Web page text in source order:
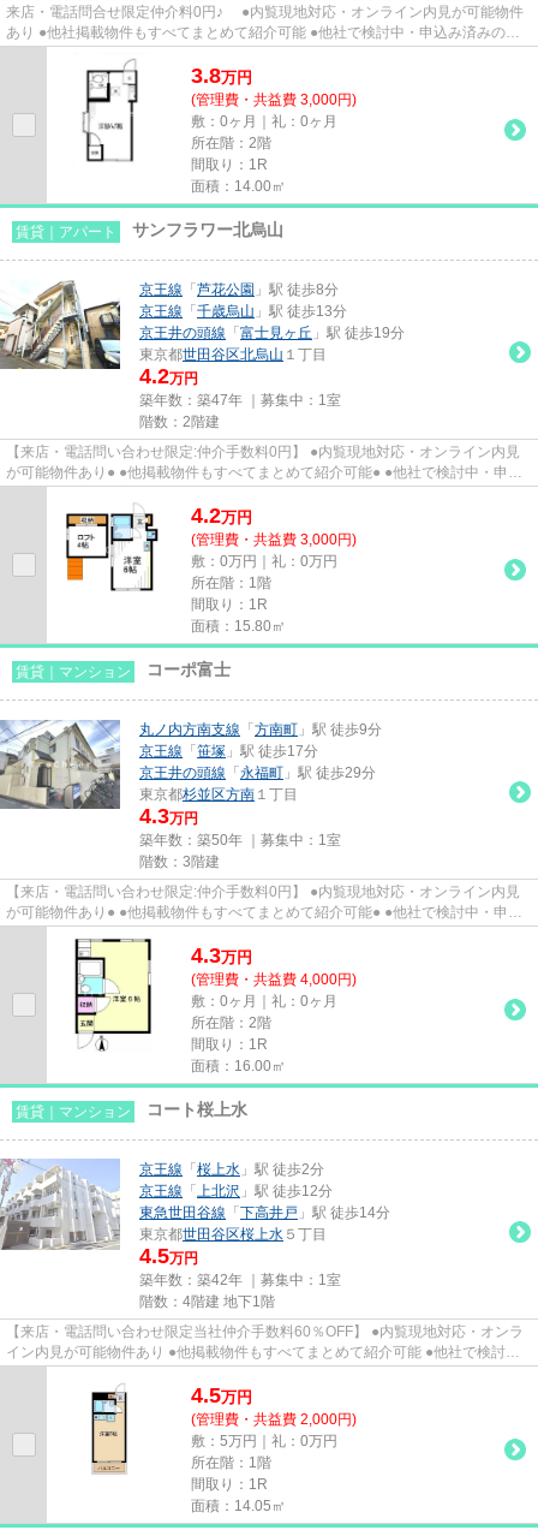
来店・電話問合せ限定仲介料0円♪ ●内覧現地対応・オンライン内見が可能物件
あり ●他社掲載物件もすべてまとめて紹介可能 ●他社で検討中・申込み済みのお
3.8万円
(管理費・共益費 3,000円)
敷：0ヶ月｜礼：0ヶ月
所在階：2階
間取り：1R
面積：14.00㎡
賃貸｜アパート サンフラワー北烏山
京王線 「 芦花公園 」駅 徒歩8分
京王線 「 千歳烏山 」駅 徒歩13分
京王井の頭線 「 富士見ヶ丘 」駅 徒歩19分
東京都世田谷区北烏山 １丁目
4.2万円
築年数：築47年 ｜募集中： 1室
階数：2階建
【来店・電話問い合わせ限定:仲介手数料0円】 ●内覧現地対応・オンライン内見
が可能物件あり● ●他掲載物件もすべてまとめて紹介可能● ●他社で検討中・申込
4.2万円
(管理費・共益費 3,000円)
敷：0万円｜礼：0万円
所在階：1階
間取り：1R
面積：15.80㎡
賃貸｜マンション コーポ富士
丸ノ内方南支線 「 方南町 」駅 徒歩9分
京王線 「 笹塚 」駅 徒歩17分
京王井の頭線 「 永福町 」駅 徒歩29分
東京都杉並区方南 １丁目
4.3万円
築年数：築50年 ｜募集中： 1室
階数：3階建
【来店・電話問い合わせ限定:仲介手数料0円】 ●内覧現地対応・オンライン内見
が可能物件あり● ●他掲載物件もすべてまとめて紹介可能● ●他社で検討中・申込
4.3万円
(管理費・共益費 4,000円)
敷：0ヶ月｜礼：0ヶ月
所在階：2階
間取り：1R
面積：16.00㎡
賃貸｜マンション コート桜上水
京王線 「 桜上水 」駅 徒歩2分
京王線 「 上北沢 」駅 徒歩12分
東急世田谷線 「 下高井戸 」駅 徒歩14分
東京都世田谷区桜上水 ５丁目
4.5万円
築年数：築42年 ｜募集中： 1室
階数：4階建 地下1階
【来店・電話問い合わせ限定当社仲介手数料60％OFF】 ●内覧現地対応・オンラ
イン内見が可能物件あり ●他掲載物件もすべてまとめて紹介可能 ●他社で検討
4.5万円
(管理費・共益費 2,000円)
敷：5万円｜礼：0万円
所在階：1階
間取り：1R
面積：14.05㎡